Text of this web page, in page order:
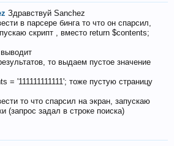
Здравствуй Sanchez
в парсере бинга то что он спарсил,
скрипт , вместо return $contents;
то выдаем пустое значение
= '111111111111'; тоже пустую страницу
то что спарсил на экран, запускаю
(запрос задал в строке поиска)